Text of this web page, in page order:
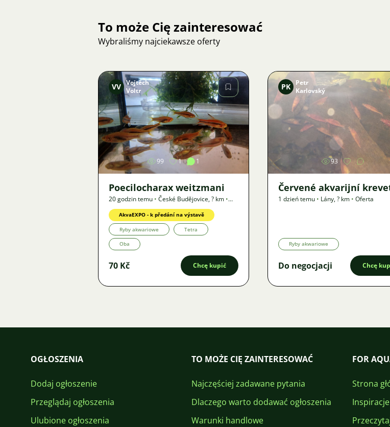
To może Cię zainteresować
Wybraliśmy najciekawsze oferty
Zdjęcie
VV Vojtěch
Voltr
99 1 1
Poecilocharax weitzmani
20 godzin temu • České Budějovice,? km •
Oferta
AkvaEXPO - k předání na výstavě
Ryby akwariowe Tetra
Oba
70 Kč Chcę kupić
Zdjęcie
PK
Petr
Karlovský
93
Červené akvarijní
1 dzień temu • Lány,? km • Oferta
Ryby akwariowe
Do negocjacji Chcę
OGŁOSZENIA
Dodaj ogłoszenie
Przeglądaj ogłoszenia
Ulubione ogłoszenia
TO MOŻE CIĘ ZAINTERESOWAĆ
Najczęściej zadawane pytania
Dlaczego warto dodawać ogłoszenia
Warunki handlowe
FOR
Strona
Inspiracje